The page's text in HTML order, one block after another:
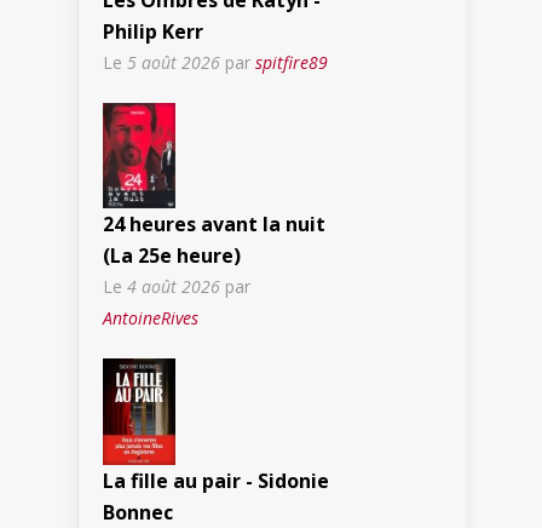
Philip Kerr
Le 5 août 2026 par spitfire89
24 heures avant la nuit
(La 25e heure)
Le 4 août 2026 par
AntoineRives
La fille au pair - Sidonie
Bonnec